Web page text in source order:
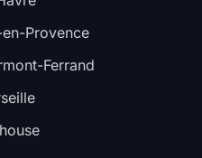
Provence
Ferrand